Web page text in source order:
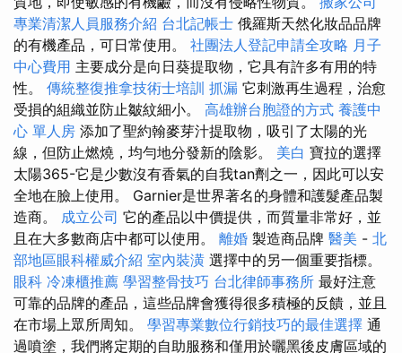
專業清潔人員服務介紹 台北記帳士 俄羅斯天然化妝品品牌
的有機產品，可日常使用。 社團法人登記申請全攻略 月子
中心費用 主要成分是向日葵提取物，它具有許多有用的特
性。 傳統整復推拿技術士培訓 抓漏 它刺激再生過程，治愈
受損的組織並防止皺紋細小。 高雄辦台胞證的方式 養護中
心 單人房 添加了聖約翰麥芽汁提取物，吸引了太陽的光
線，但防止燃燒，均勻地分發新的陰影。 美白 寶拉的選擇
太陽365-它是少數沒有香氣的自我tan劑之一，因此可以安
全地在臉上使用。 Garnier是世界著名的身體和護髮產品製
造商。 成立公司 它的產品以中價提供，而質量非常好，並
且在大多數商店中都可以使用。 離婚 製造商品牌 醫美 - 北
部地區眼科權威介紹 室內裝潢 選擇中的另一個重要指標。
眼科 冷凍櫃推薦 學習整骨技巧 台北律師事務所 最好注意
可靠的品牌的產品，這些品牌會獲得很多積極的反饋，並且
在市場上眾所周知。 學習專業數位行銷技巧的最佳選擇 通
過噴塗，我們將定期的自助服務和僅用於曬黑後皮膚區域的